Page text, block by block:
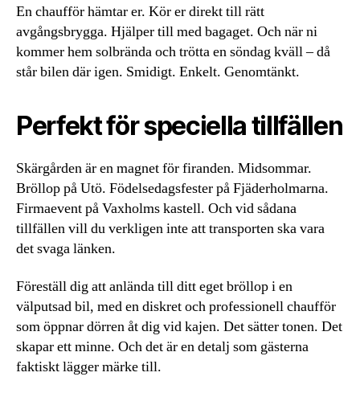
En chaufför hämtar er. Kör er direkt till rätt
avgångsbrygga. Hjälper till med bagaget. Och när ni
kommer hem solbrända och trötta en söndag kväll – då
står bilen där igen. Smidigt. Enkelt. Genomtänkt.
Perfekt för speciella tillfällen
Skärgården är en magnet för firanden. Midsommar.
Bröllop på Utö. Födelsedagsfester på Fjäderholmarna.
Firmaevent på Vaxholms kastell. Och vid sådana
tillfällen vill du verkligen inte att transporten ska vara
det svaga länken.
Föreställ dig att anlända till ditt eget bröllop i en
välputsad bil, med en diskret och professionell chaufför
som öppnar dörren åt dig vid kajen. Det sätter tonen. Det
skapar ett minne. Och det är en detalj som gästerna
faktiskt lägger märke till.